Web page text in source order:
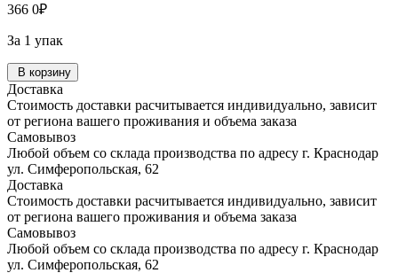
366 0₽
За 1 упак
В корзину
Доставка
Стоимость доставки расчитывается индивидуально, зависит
от региона вашего проживания и объема заказа
Самовывоз
Любой объем со склада производства по адресу г. Краснодар
ул. Симферопольская, 62
Доставка
Стоимость доставки расчитывается индивидуально, зависит
от региона вашего проживания и объема заказа
Самовывоз
Любой объем со склада производства по адресу г. Краснодар
ул. Симферопольская, 62